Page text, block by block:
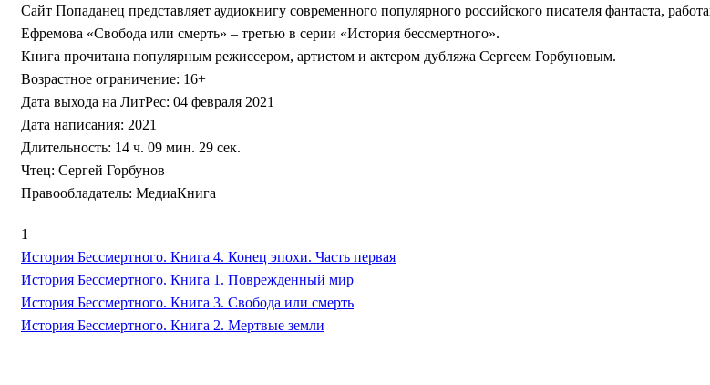
Сайт Попаданец представляет аудиокнигу современного популярного российского писателя фантаста,
Ефремова «Свобода или смерть» – третью в серии «История бессмертного».
Книга прочитана популярным режиссером, артистом и актером дубляжа Сергеем Горбуновым.
Возрастное ограничение: 16+
Дата выхода на ЛитРес: 04 февраля 2021
Дата написания: 2021
Длительность: 14 ч. 09 мин. 29 сек.
Чтец: Сергей Горбунов
Правообладатель: МедиаКнига
1
История Бессмертного. Книга 4. Конец эпохи. Часть первая
История Бессмертного. Книга 1. Поврежденный мир
История Бессмертного. Книга 3. Свобода или смерть
История Бессмертного. Книга 2. Мертвые земли